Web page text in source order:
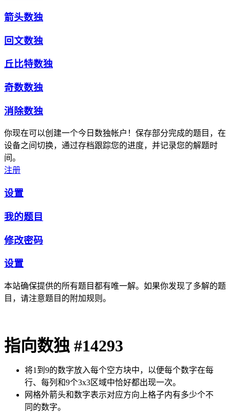
箭头数独
回文数独
丘比特数独
奇数数独
消除数独
你现在可以创建一个今日数独帐户！保存部分完成的题目，在
设备之间切换，通过存档跟踪您的进度，并记录您的解题时
间。
注册
设置
我的题目
修改密码
设置
本站确保提供的所有题目都有唯一解。如果你发现了多解的题
目，请注意题目的附加规则。
指向数独 #14293
将1到9的数字放入每个空方块中，以便每个数字在每
行、每列和9个3x3区域中恰好都出现一次。
网格外箭头和数字表示对应方向上格子内有多少个不
同的数字。